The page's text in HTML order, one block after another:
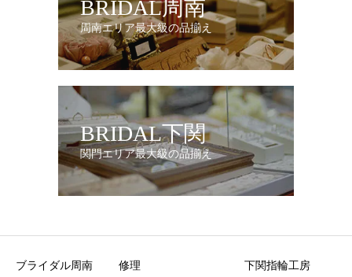
BRIDAL周南
周南エリア最大級の品揃え
BRIDAL下関
関門エリア最大級の品揃え
ブライダル周南
修理
下関指輪工房